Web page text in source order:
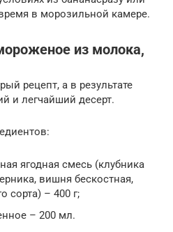
в морозильной камере.
из молока,
рецепт, а в результате
и легчайший десерт.
ягодная смесь (клубника
вишня бескостная,
сорта) – 400 г;
– 200 мл.